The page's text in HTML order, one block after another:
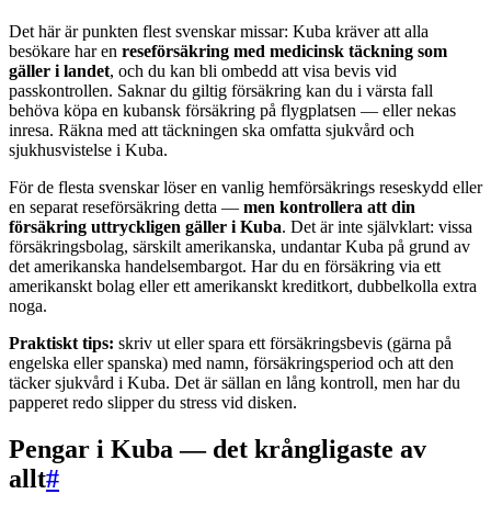
Det här är punkten flest svenskar missar: Kuba kräver att alla
besökare har en reseförsäkring med medicinsk täckning som
gäller i landet, och du kan bli ombedd att visa bevis vid
passkontrollen. Saknar du giltig försäkring kan du i värsta fall
behöva köpa en kubansk försäkring på flygplatsen — eller nekas
inresa. Räkna med att täckningen ska omfatta sjukvård och
sjukhusvistelse i Kuba.
För de flesta svenskar löser en vanlig hemförsäkrings reseskydd eller
en separat reseförsäkring detta — men kontrollera att din
försäkring uttryckligen gäller i Kuba. Det är inte självklart: vissa
försäkringsbolag, särskilt amerikanska, undantar Kuba på grund av
det amerikanska handelsembargot. Har du en försäkring via ett
amerikanskt bolag eller ett amerikanskt kreditkort, dubbelkolla extra
noga.
Praktiskt tips: skriv ut eller spara ett försäkringsbevis (gärna på
engelska eller spanska) med namn, försäkringsperiod och att den
täcker sjukvård i Kuba. Det är sällan en lång kontroll, men har du
papperet redo slipper du stress vid disken.
Pengar i Kuba — det krångligaste av
allt#